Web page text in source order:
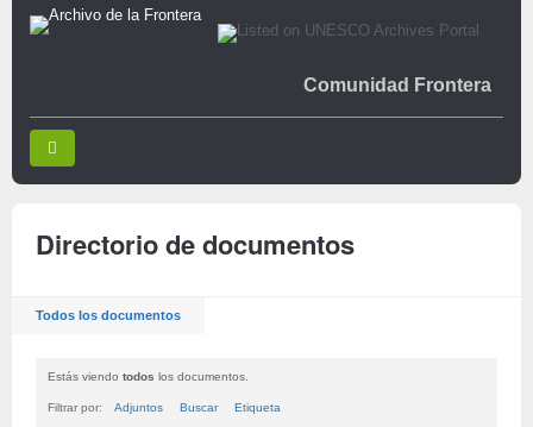
Comunidad Frontera
Directorio de documentos
Todos los documentos
Estás viendo todos los documentos.
Filtrar por: Adjuntos Buscar Etiqueta